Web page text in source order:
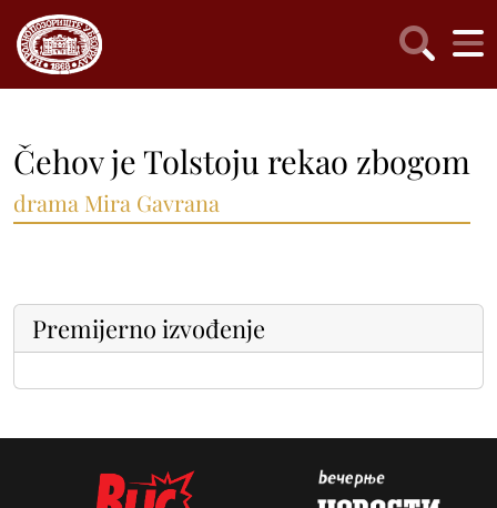
Čehov je Tolstoju rekao zbogom
drama Mira Gavrana
Premijerno izvođenje